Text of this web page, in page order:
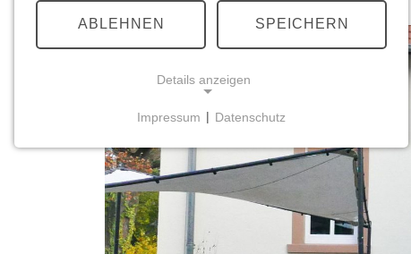
ABLEHNEN SPEICHERN
Details anzeigen
Notwendige Cookies ermöglichen grundlegende
Funktionen und sind für die einwandfreie Funktion
der Website erforderlich.
Einverständnis-Cookie
Impressum | Datenschutz